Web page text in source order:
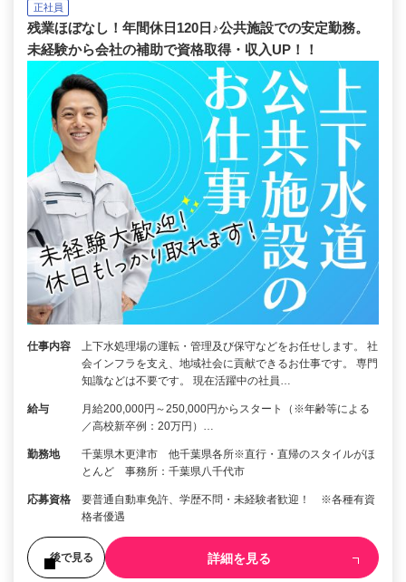
正社員
残業ほぼなし！年間休日120日♪公共施設での安定勤務。
未経験から会社の補助で資格取得・収入UP！！
仕事内容
上下水処理場の運転・管理及び保守などをお任せします。 社
会インフラを支え、地域社会に貢献できるお仕事です。 専門
知識などは不要です。 現在活躍中の社員…
給与
月給200,000円～250,000円からスタート（※年齢等による
／高校新卒例：20万円）…
勤務地
千葉県木更津市 他千葉県各所※直行・直帰のスタイルがほ
とんど 事務所：千葉県八千代市
応募資格
要普通自動車免許、学歴不問・未経験者歓迎！ ※各種有資
格者優遇
後で見る 詳細を見る